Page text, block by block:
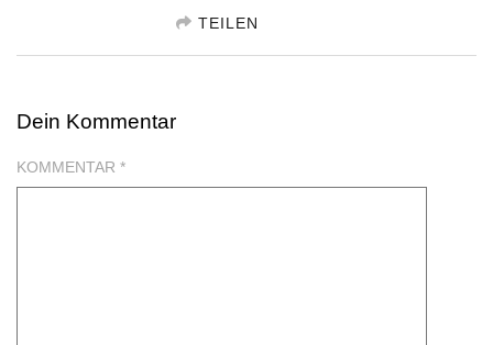
TEILEN
GESCHENKIDEE TEILEN TWITTER
GESCHENKIDEE TEILEN GOOGLE
Dein Kommentar
KOMMENTAR *